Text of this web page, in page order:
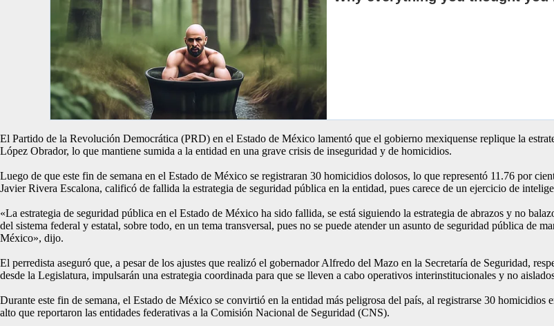
El Partido de la Revolución Democrática (PRD) en el Estado de México lamentó que el gobierno mexiquense replique la
López Obrador, lo que mantiene sumida a la entidad en una grave crisis de inseguridad y de homicidios.
Luego de que este fin de semana en el Estado de México se registraran 30 homicidios dolosos, lo que representó 11.76 por
Javier Rivera Escalona, calificó de fallida la estrategia de seguridad pública en la entidad, pues carece de un ejercicio de
«La estrategia de seguridad pública en el Estado de México ha sido fallida, se está siguiendo la estrategia de abrazos y no
del sistema federal y estatal, sobre todo, en un tema transversal, pues no se puede atender un asunto de seguridad pública de
México», dijo.
El perredista aseguró que, a pesar de los ajustes que realizó el gobernador Alfredo del Mazo en la Secretaría de Seguridad,
desde la Legislatura, impulsarán una estrategia coordinada para que se lleven a cabo operativos interinstitucionales y no
Durante este fin de semana, el Estado de México se convirtió en la entidad más peligrosa del país, al registrarse 30
alto que reportaron las entidades federativas a la Comisión Nacional de Seguridad (CNS).